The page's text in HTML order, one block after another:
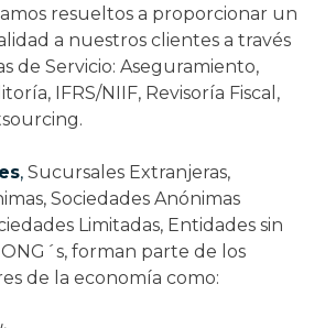
resueltos a proporcionar un
a nuestros clientes a través
de Servicio: Aseguramiento,
IFRS/NIIF, Revisoría Fiscal,
, Sucursales Extranjeras,
Sociedades Anónimas
Limitadas, Entidades sin
forman parte de los
de la economía como: